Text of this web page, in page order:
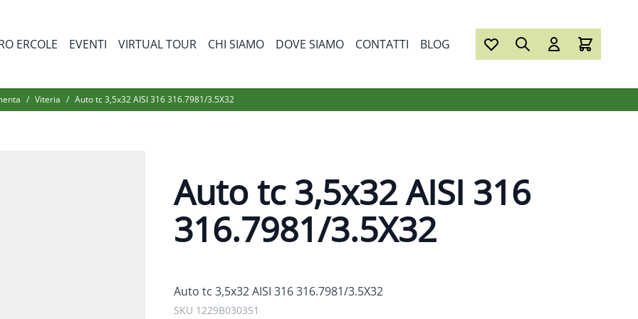
for Prodotti
ERCOLE EVENTI VIRTUAL TOUR CHI SIAMO DOVE SIAMO CONTATTI BLOG
/ Viteria / Auto tc 3,5x32 AISI 316 316.7981/3.5X32
Auto tc 3,5x32 AISI 316
316.7981/3.5X32
Auto tc 3,5x32 AISI 316 316.7981/3.5X32
SKU 1229B030351